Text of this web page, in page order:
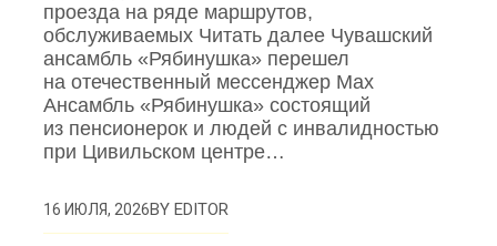
проезда на ряде маршрутов,
обслуживаемых Читать далее Чувашский
ансамбль «Рябинушка» перешел
на отечественный мессенджер Max
Ансамбль «Рябинушка» состоящий
из пенсионерок и людей с инвалидностью
при Цивильском центре…
16 ИЮЛЯ, 2026BYEDITOR